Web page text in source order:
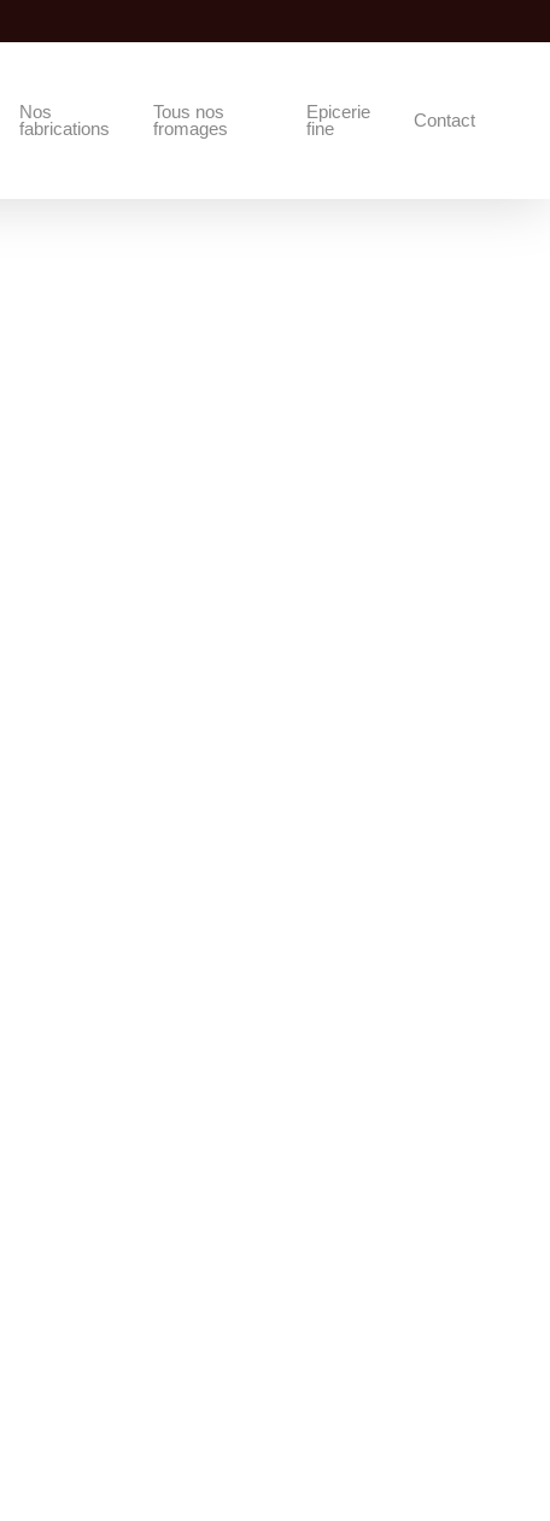
Nos
fabrications
Tous nos
fromages
Epicerie
fine
Contact